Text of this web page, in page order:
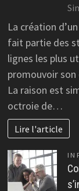
La création
fait partie des
lignes les plus
promouvoir son
La raison est
octroie de…
Lire l'article